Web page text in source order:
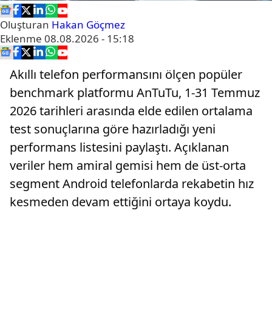
Oluşturan Hakan Göçmez
Eklenme 08.08.2026 - 15:18
Akıllı telefon performansını ölçen popüler
benchmark platformu AnTuTu, 1-31 Temmuz
2026 tarihleri arasında elde edilen ortalama
test sonuçlarına göre hazırladığı yeni
performans listesini paylaştı. Açıklanan
veriler hem amiral gemisi hem de üst-orta
segment Android telefonlarda rekabetin hız
kesmeden devam ettiğini ortaya koydu.